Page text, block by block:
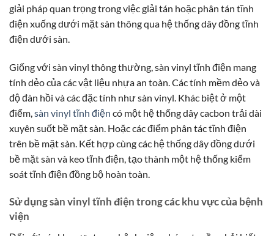
giải pháp quan trọng trong việc giải tán hoặc phân tán tĩnh
điện xuống dưới mặt sàn thông qua hệ thống dây đồng tĩnh
điện dưới sàn.
Giống với sàn vinyl thông thường, sàn vinyl tĩnh điện mang
tính dẻo của các vật liệu nhựa an toàn. Các tính mềm dẻo và
độ đàn hồi và các đặc tính như sàn vinyl. Khác biệt ở một
điểm, sàn vinyl tĩnh điện có một hệ thống dây cacbon trải dài
xuyên suốt bề mặt sàn. Hoặc các điểm phân tác tĩnh điện
trên bề mặt sàn. Kết hợp cùng các hệ thống dây đồng dưới
bề mặt sàn và keo tĩnh điện, tạo thành một hệ thống kiểm
soát tĩnh điện đồng bộ hoàn toàn.
Sử dụng sàn vinyl tĩnh điện trong các khu vực của bệnh
viện